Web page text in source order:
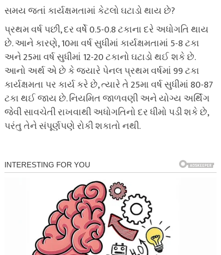
સમય જતાં કાર્યક્ષમતામાં કેટલો ઘટાડો થાય છે?
પ્રથમ વર્ષ પછી, દર વર્ષે 0.5-0.8 ટકાના દરે અધોગતિ થાય
છે. આને કારણે, 10મા વર્ષ સુધીમાં કાર્યક્ષમતામાં 5-8 ટકા
અને 25મા વર્ષ સુધીમાં 12-20 ટકાનો ઘટાડો થઈ શકે છે.
આનો અર્થ એ છે કે જ્યારે પેનલ પ્રથમ વર્ષમાં 99 ટકા
કાર્યક્ષમતા પર કાર્ય કરે છે, ત્યારે તે 25મા વર્ષ સુધીમાં 80-87
ટકા થઈ જાય છે. નિયમિત જાળવણી અને યોગ્ય અર્થિંગ
જેવી સાવચેતી રાખવાથી અધોગતિનો દર ધીમો પડી શકે છે,
પરંતુ તેને સંપૂર્ણપણે રોકી શકાતો નથી.